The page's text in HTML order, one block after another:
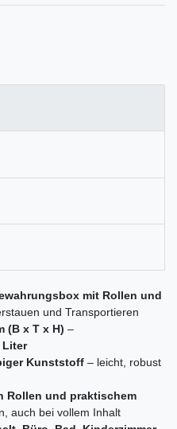
mit Rollen und
und Transportieren
(B x T x H) –
Liter
Kunststoff – leicht, robust
Rollen und praktischem
auch bei vollem Inhalt